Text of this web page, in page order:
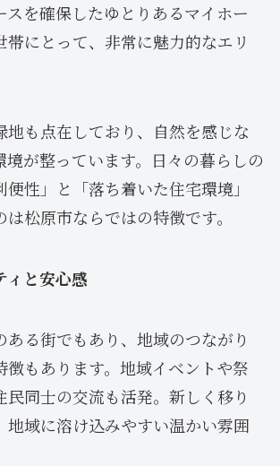
スを確保したゆとりあるマイホー
帯にとって、非常に魅力的なエリ
地も点在しており、自然を感じな
境が整っています。日々の暮らしの
性」と「落ち着いた住宅環境」
松原市ならではの特徴です。
ィと安心感
ある街でもあり、地域のつながり
徴もあります。地域イベントや祭
民同士の交流も活発。新しく移り
地域に溶け込みやすい温かい雰囲